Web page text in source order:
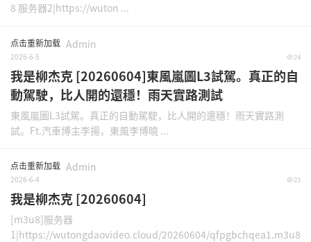
8 服务器2|https://wuton ...
点击重新加载 Admin
2026-6-5 24
我是柳杰克 [20260604]東風嵐圖L3試駕。真正的自
動駕駛，比人開的還穩！雨天實路測試
東風嵐圖L3試駕。真正的自動駕駛，比人開的還穩！雨天實路測
試。Ft.汽車博主李揚，東風李博曉 ...
点击重新加载 Admin
2026-6-4 23
我是柳杰克 [20260604]
[m3u8]服务器
1|https://wutongdaovideo.cloud/20260604/qfpgbchqea1.m3u8